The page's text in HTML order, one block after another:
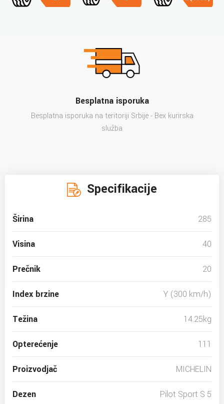
Besplatna isporuka
Besplatna isporuka na teritoriji Srbije - Bex kurirska
služba
Specifikacije
Širina 285
Visina 40
Prečnik 20
Index brzine Y (300 km/h)
Težina 14.25kg
Opterećenje 111
Proizvodjač MICHELIN
Dezen Pilot Sport S 5